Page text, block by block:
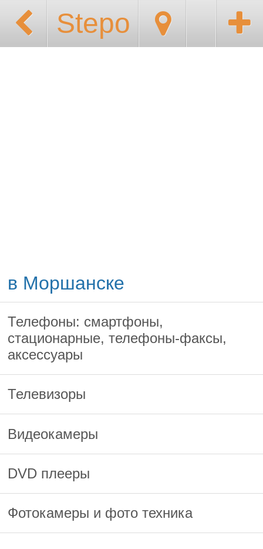
Stepo
в Моршанске
Телефоны: смартфоны,
стационарные, телефоны-факсы,
аксессуары
Телевизоры
Видеокамеры
DVD плееры
Фотокамеры и фото техника